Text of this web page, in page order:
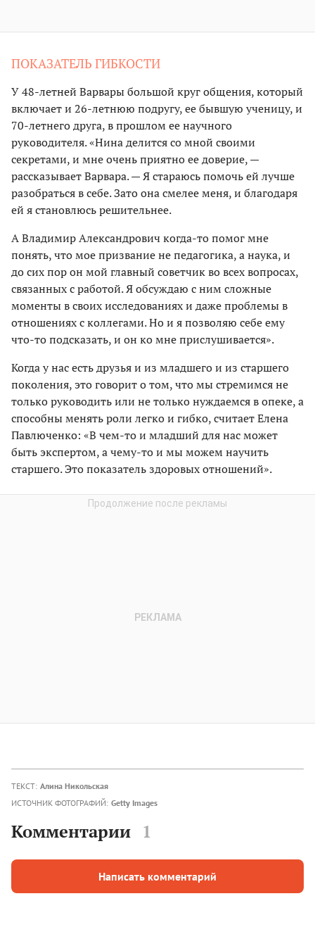
ПОКАЗАТЕЛЬ ГИБКОСТИ
У 48-летней Варвары большой круг общения, который
включает и 26-летнюю подругу, ее бывшую ученицу, и
70-летнего друга, в прошлом ее научного
руководителя. «Нина делится со мной своими
секретами, и мне очень приятно ее доверие, —
рассказывает Варвара. — Я стараюсь помочь ей лучше
разобраться в себе. Зато она смелее меня, и благодаря
ей я становлюсь решительнее.
А Владимир Александрович когда-то помог мне
понять, что мое призвание не педагогика, а наука, и
до сих пор он мой главный советчик во всех вопросах,
связанных с работой. Я обсуждаю с ним сложные
моменты в своих исследованиях и даже проблемы в
отношениях с коллегами. Но и я позволяю себе ему
что-то подсказать, и он ко мне прислушивается».
Когда у нас есть друзья и из младшего и из старшего
поколения, это говорит о том, что мы стремимся не
только руководить или не только нуждаемся в опеке, а
способны менять роли легко и гибко, считает Елена
Павлюченко: «В чем-то и младший для нас может
быть экспертом, а чему-то и мы можем научить
старшего. Это показатель здоровых отношений».
ТЕКСТ: Алина Никольская
ИСТОЧНИК ФОТОГРАФИЙ: Getty Images
Комментарии 1
Написать комментарий